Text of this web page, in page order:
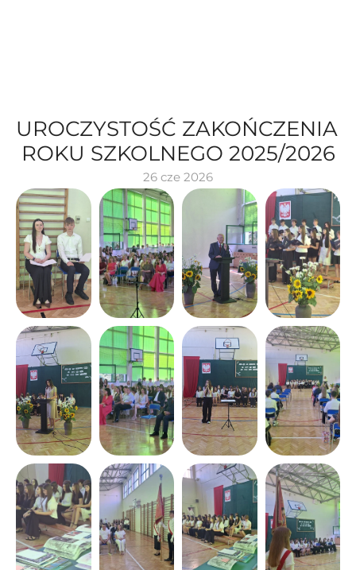
UROCZYSTOŚĆ ZAKOŃCZENIA
ROKU SZKOLNEGO 2025/2026
26 cze 2026